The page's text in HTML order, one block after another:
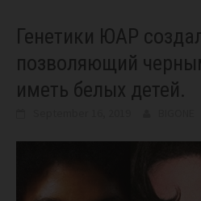
Генетики ЮАР
позволяющий
иметь белых детей.